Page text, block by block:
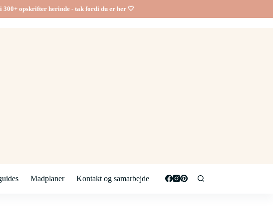
300+ opskrifter herinde - tak fordi du er her 🤍
Madplaner Kontakt og samarbejde